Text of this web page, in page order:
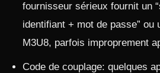
fournisseur sérieux fournit un
identifiant + mot de passe” ou
M3U8, parfois improprement
Code de couplage: quelques